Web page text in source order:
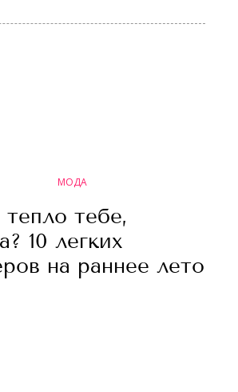
МОДА
тебе,
10 легких
на раннее лето